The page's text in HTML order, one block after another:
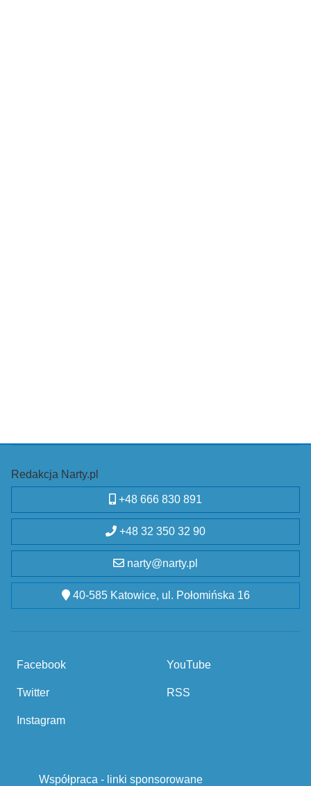
Redakcja Narty.pl
+48 666 830 891
+48 32 350 32 90
narty@narty.pl
40-585 Katowice, ul. Połomińska 16
Facebook
Twitter
Instagram
YouTube
RSS
Współpraca - linki sponsorowane